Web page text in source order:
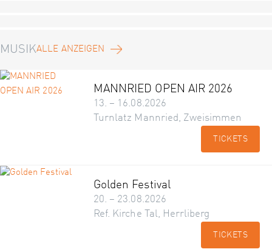
MUSIKALLE ANZEIGEN
MANNRIED OPEN AIR 2026
13. – 16.08.2026
Turnlatz Mannried, Zweisimmen
TICKETS
Golden Festival
20. – 23.08.2026
Ref. Kirche Tal, Herrliberg
TICKETS